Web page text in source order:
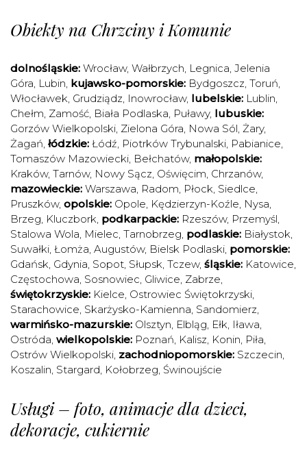
Obiekty na Chrzciny i Komunie
dolnośląskie: Wrocław, Wałbrzych, Legnica, Jelenia
Góra, Lubin, kujawsko-pomorskie: Bydgoszcz, Toruń,
Włocławek, Grudziądz, Inowrocław, lubelskie: Lublin,
Chełm, Zamość, Biała Podlaska, Puławy, lubuskie:
Gorzów Wielkopolski, Zielona Góra, Nowa Sól, Żary,
Żagań, łódzkie: Łódź, Piotrków Trybunalski, Pabianice,
Tomaszów Mazowiecki, Bełchatów, małopolskie:
Kraków, Tarnów, Nowy Sącz, Oświęcim, Chrzanów,
mazowieckie: Warszawa, Radom, Płock, Siedlce,
Pruszków, opolskie: Opole, Kędzierzyn-Koźle, Nysa,
Brzeg, Kluczbork, podkarpackie: Rzeszów, Przemyśl,
Stalowa Wola, Mielec, Tarnobrzeg, podlaskie: Białystok,
Suwałki, Łomża, Augustów, Bielsk Podlaski, pomorskie:
Gdańsk, Gdynia, Sopot, Słupsk, Tczew, śląskie: Katowice,
Częstochowa, Sosnowiec, Gliwice, Zabrze,
świętokrzyskie: Kielce, Ostrowiec Świętokrzyski,
Starachowice, Skarżysko-Kamienna, Sandomierz,
warmińsko-mazurskie: Olsztyn, Elbląg, Ełk, Iława,
Ostróda, wielkopolskie: Poznań, Kalisz, Konin, Piła,
Ostrów Wielkopolski, zachodniopomorskie: Szczecin,
Koszalin, Stargard, Kołobrzeg, Świnoujście
Usługi – foto, animacje dla dzieci,
dekoracje, cukiernie